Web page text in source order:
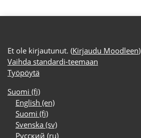
Et ole kirjautunut. (Kirjaudu Moodleen)
Vaihda standardi-teemaan
Työpöytä
Suomi ‎(fi)‎
English ‎(en)‎
Suomi ‎(fi)‎
Svenska ‎(sv)‎
Русский ‎(ru)‎